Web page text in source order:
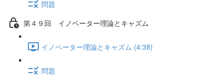
問題
第４９回 イノベーター理論とキャズム
イノベーター理論とキャズム (4:38)
問題